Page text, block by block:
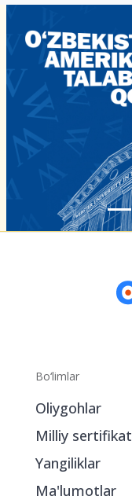
Bo‘limlar
Oliygohlar
Milliy sertifikat
Yangiliklar
Ma'lumotlar